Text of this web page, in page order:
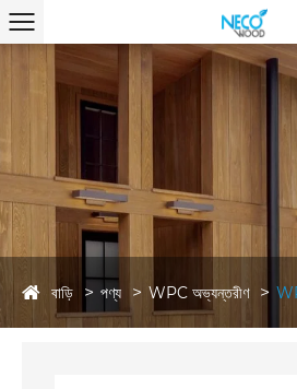
বাড়ি পণ্য WPC অভ্যন্তরীণ